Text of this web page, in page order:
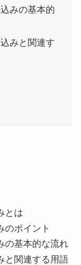
みの基本的
みと関連す
とは
のポイント
の基本的な流れ
と関連する用語